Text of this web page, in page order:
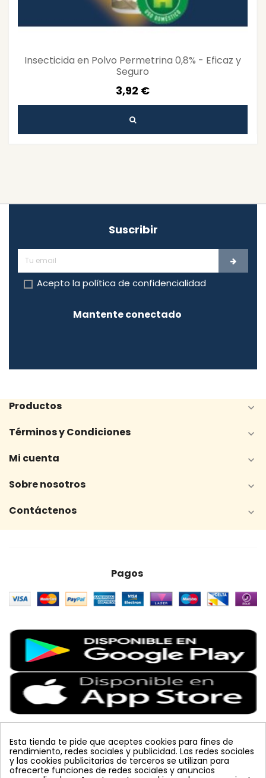
Insecticida en Polvo Permetrina 0,8% - Eficaz y
Seguro
3,92 €
Suscribir
Acepto la política de confidencialidad
Mantente conectado
Productos 
Términos y Condiciones 
Mi cuenta 
Sobre nosotros 
Contáctenos 
Pagos
Etiquetas Populares
Esta tienda te pide que aceptes cookies para fines de
rendimiento, redes sociales y publicidad. Las redes sociales
y las cookies publicitarias de terceros se utilizan para
ofrecerte funciones de redes sociales y anuncios